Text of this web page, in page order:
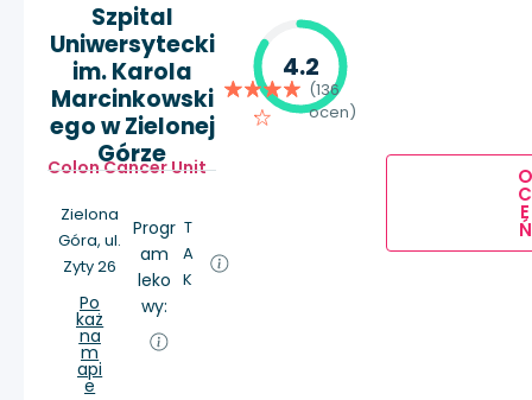
Szpital
Uniwersytecki
im. Karola
Marcinkowski
ego w Zielonej
Górze
Colon Cancer Unit
Zielona
Góra, ul.
Zyty 26
Po
każ
na
m
api
e
Progr
am
leko
wy:
T
A
K
4.2
(136
ocen)
O
C
E
Ń